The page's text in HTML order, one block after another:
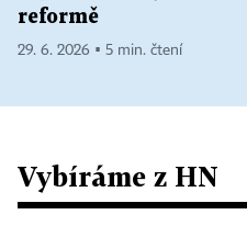
reformě
29. 6. 2026 ▪ 5 min. čtení
Vybíráme z HN